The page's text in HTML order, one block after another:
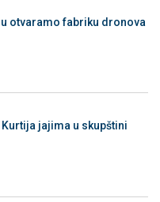
otvaramo fabriku dronova
jajima u skupštini